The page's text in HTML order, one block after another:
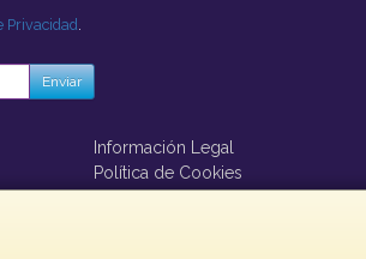
Privacidad .
Enviar
Información Legal
Política de Cookies